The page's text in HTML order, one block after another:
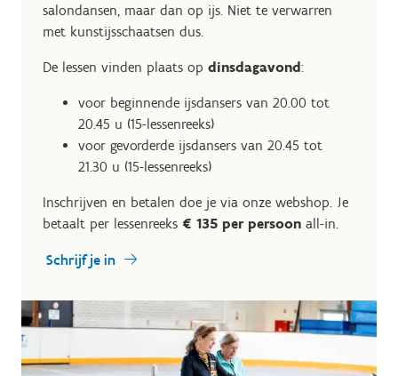
salondansen, maar dan op ijs. Niet te verwarren
met kunstijsschaatsen dus.
De lessen vinden plaats op dinsdagavond:
voor beginnende ijsdansers van 20.00 tot
20.45 u (15-lessenreeks)
voor gevorderde ijsdansers van 20.45 tot
21.30 u (15-lessenreeks)
Inschrijven en betalen doe je via onze webshop. Je
betaalt per lessenreeks € 135 per persoon all-in.
Schrijf je in